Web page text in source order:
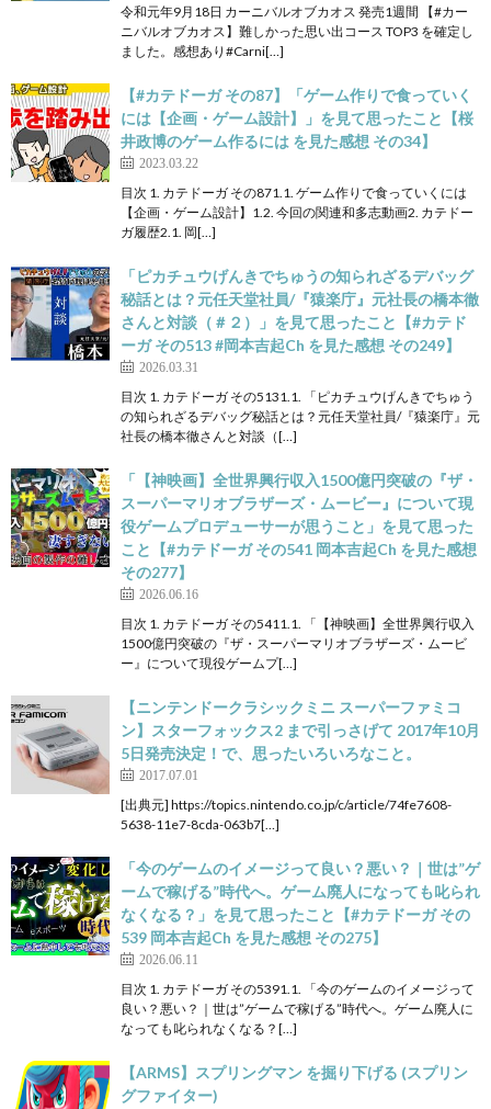
令和元年9月18日 カーニバルオブカオス 発売1週間 【#カー
ニバルオブカオス】難しかった思い出コース TOP3 を確定し
ました。感想あり#Carni[…]
【#カテドーガ その87】「ゲーム作りで食っていく
には【企画・ゲーム設計】」を見て思ったこと【桜
井政博のゲーム作るには を見た感想 その34】
2023.03.22
目次 1. カテドーガ その871.1. ゲーム作りで食っていくには
【企画・ゲーム設計】1.2. 今回の関連和多志動画2. カテドー
ガ履歴2.1. 岡[…]
「ピカチュウげんきでちゅうの知られざるデバッグ
秘話とは？元任天堂社員/『猿楽庁』元社長の橋本徹
さんと対談（＃２）」を見て思ったこと【#カテド
ーガ その513 #岡本吉起Ch を見た感想 その249】
2026.03.31
目次 1. カテドーガ その5131.1. 「ピカチュウげんきでちゅう
の知られざるデバッグ秘話とは？元任天堂社員/『猿楽庁』元
社長の橋本徹さんと対談（[…]
「【神映画】全世界興行収入1500億円突破の『ザ・
スーパーマリオブラザーズ・ムービー』について現
役ゲームプロデューサーが思うこと」を見て思った
こと【#カテドーガ その541 岡本吉起Ch を見た感想
その277】
2026.06.16
目次 1. カテドーガ その5411.1. 「【神映画】全世界興行収入
1500億円突破の『ザ・スーパーマリオブラザーズ・ムービ
ー』について現役ゲームプ[…]
【ニンテンドークラシックミニ スーパーファミコ
ン】スターフォックス2 まで引っさげて 2017年10月
5日発売決定！で、思ったいろいろなこと。
2017.07.01
[出典元] https://topics.nintendo.co.jp/c/article/74fe7608-
5638-11e7-8cda-063b7[…]
「今のゲームのイメージって良い？悪い？｜世は”ゲ
ームで稼げる”時代へ。ゲーム廃人になっても叱られ
なくなる？」を見て思ったこと【#カテドーガ その
539 岡本吉起Ch を見た感想 その275】
2026.06.11
目次 1. カテドーガ その5391.1. 「今のゲームのイメージって
良い？悪い？｜世は”ゲームで稼げる”時代へ。ゲーム廃人に
なっても叱られなくなる？[…]
【ARMS】スプリングマン を掘り下げる (スプリン
グファイター)